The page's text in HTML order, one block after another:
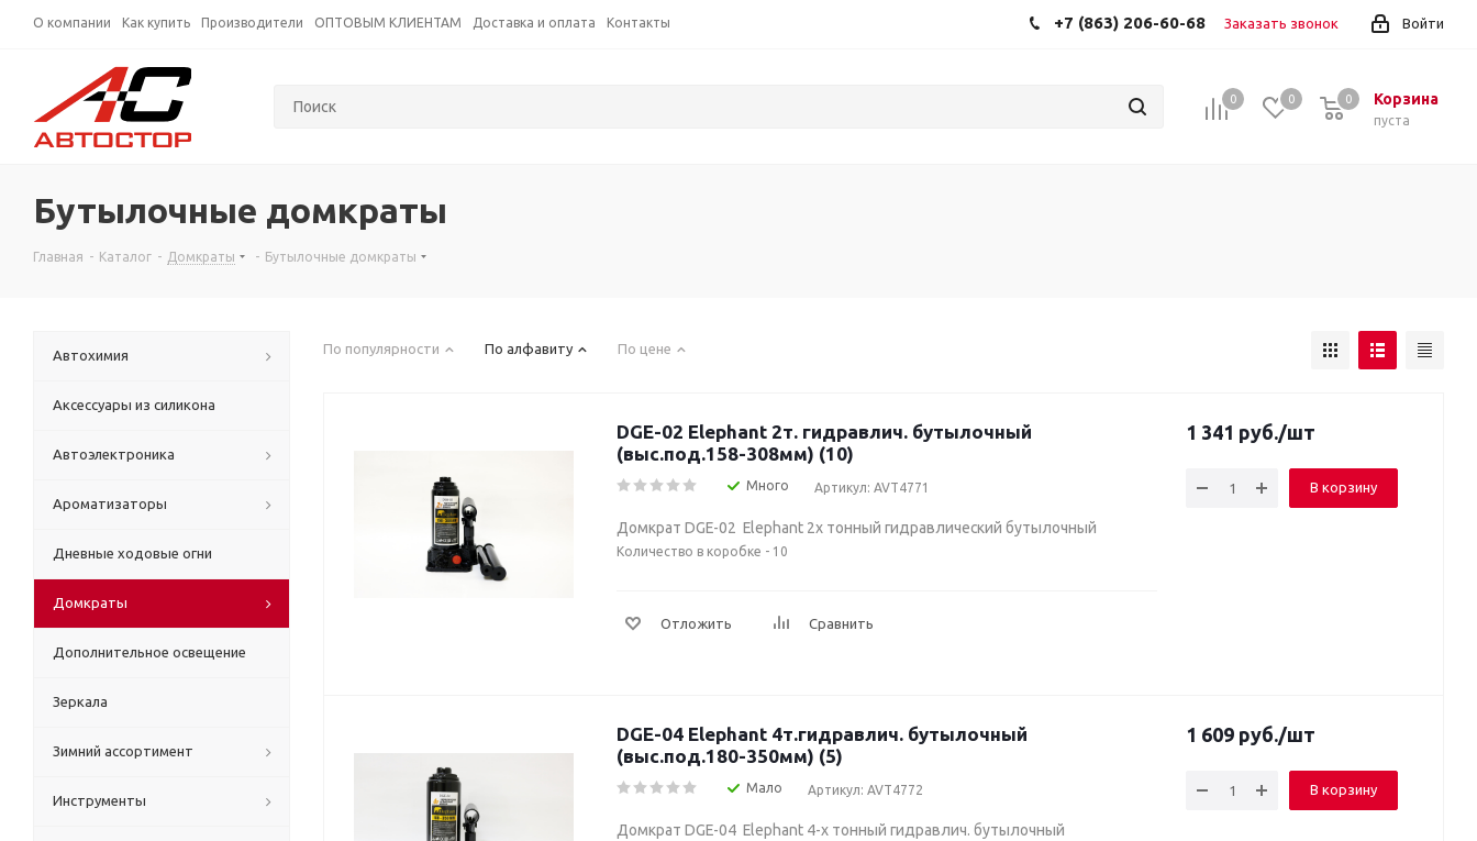
О компании Как купить Производители ОПТОВЫМ КЛИЕНТАМ Доставка и оплата Контакты Войти
+7 (863) 206-60-68 Заказать звонок
0 0 Корзина
пуста
0
Бутылочные домкраты
Главная - Каталог - Домкраты - Бутылочные домкраты
По популярности По алфавиту По цене
DGE-02 Elephant 2т. гидравлич. бутылочный
(выс.под.158-308мм) (10)
Много Артикул: AVT4771
Домкрат DGE-02 Elephant 2х тонный гидравлический бутылочный
Количество в коробке - 10
Отложить Сравнить
1 341 руб./шт
В корзину
DGE-04 Elephant 4т.гидравлич. бутылочный
(выс.под.180-350мм) (5)
Мало Артикул: AVT4772
Домкрат DGE-04 Elephant 4-х тонный гидравлич. бутылочный
1 609 руб./шт
В корзину
Автохимия
Аксессуары из силикона
Автоэлектроника
Ароматизаторы
Дневные ходовые огни
Домкраты
Дополнительное освещение
Зеркала
Зимний ассортимент
Инструменты